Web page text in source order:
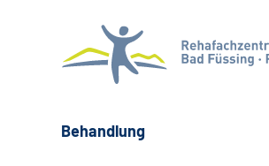
Behandlung